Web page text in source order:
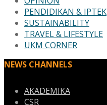
PENDIDIKAN & IPTEK
SUSTAINABILITY
TRAVEL & LIFESTYLE
UKM CORNER
NEWS CHANNELS
AKADEMIKA
CSR